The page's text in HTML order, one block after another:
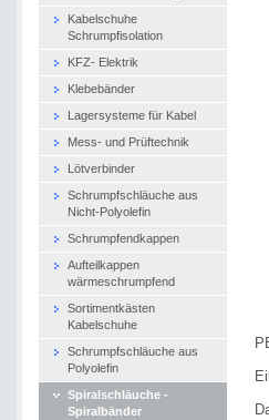
Kabelschuhe
Schrumpfisolation
KFZ- Elektrik
Klebebänder
Lagersysteme für Kabel
Mess- und Prüftechnik
Lötverbinder
Schrumpfschläuche aus
Nicht-Polyolefin
Schrumpfendkappen
Aufteilkappen
wärmeschrumpfend
Sortimentkästen
Kabelschuhe
Schrumpfschläuche aus
Polyolefin
Spiralschläuche -
Spiralbänder